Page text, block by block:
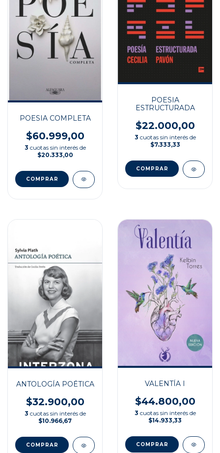
POESIA COMPLETA
$60.999,00
3 cuotas sin interés de
$20.333,00
POESIA
ESTRUCTURADA
$22.000,00
3 cuotas sin interés de
$7.333,33
ANTOLOGÍA POÉTICA
$32.900,00
3 cuotas sin interés de
$10.966,67
VALENTÍA I
$44.800,00
3 cuotas sin interés de
$14.933,33